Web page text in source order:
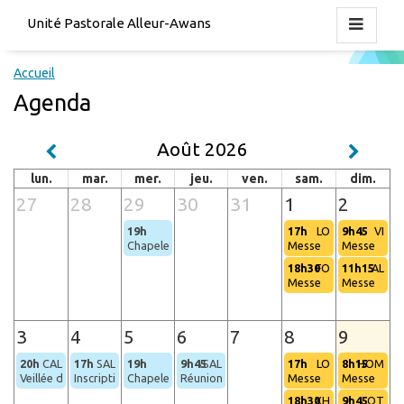
Unité Pastorale Alleur-Awans
Accueil
Agenda
Août 2026
lun. mar. mer. jeu. ven. sam. dim.
27 28 29 30 31 1 2
19h
Chapelet (Hognoul)
17h
LO
Messe
9h45 VI
Messe
18h30FO
Messe
11h15AL
Messe
3 4 5 6 7 8 9
20h CAL
Veillée de prière
17h SAL
Inscription pour les baptêmes des bébés
19h
Chapelet (Hognoul)
9h45SAL
Réunion de l'équipe liturgique
17h
LO
Messe
8h15HOM
Messe
18h30XH
9h45OT